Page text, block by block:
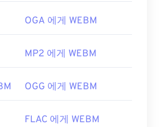
wiki/MPEG-4
dlpage/webmmf/
OGA 에게 WEBM
MP2 에게 WEBM
OGG 에게 WEBM
FLAC 에게 WEBM